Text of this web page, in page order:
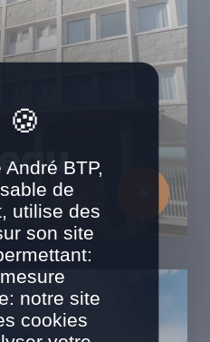
BTP,
de
utilise des
son site
notre site
cookies